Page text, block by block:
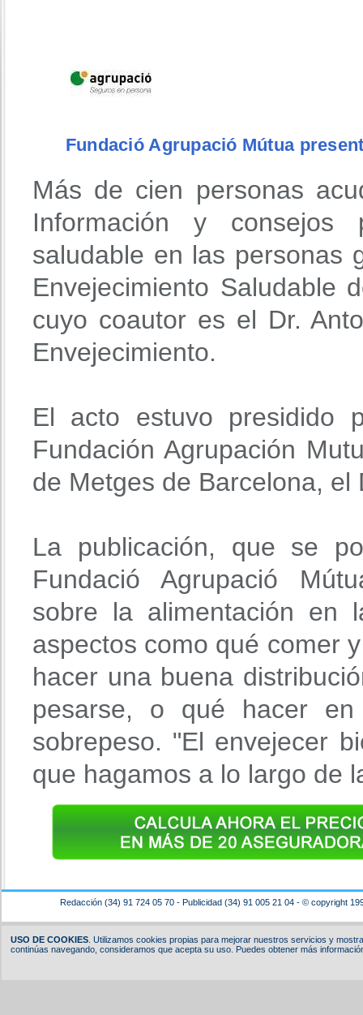
Fundació Agrupació Mútua
Más de cien personas
Información y consejos
saludable en las personas
Envejecimiento Saludable
cuyo coautor es el Dr.
Envejecimiento.
El acto estuvo presidido
Fundación Agrupación
de Metges de Barcelona, el
La publicación, que se
Fundació Agrupació
sobre la alimentación en
aspectos como qué comer
hacer una buena
pesarse, o qué hacer
sobrepeso. "El envejecer
que hagamos a lo largo de
Redacción (34) 91 724 05 70 - Publicidad (34) 91 005 21 04 - © copyright
USO DE COOKIES. Utilizamos cookies propias para mejorar nuestros servicios y
continúas navegando, consideramos que acepta su uso. Puedes obtener más